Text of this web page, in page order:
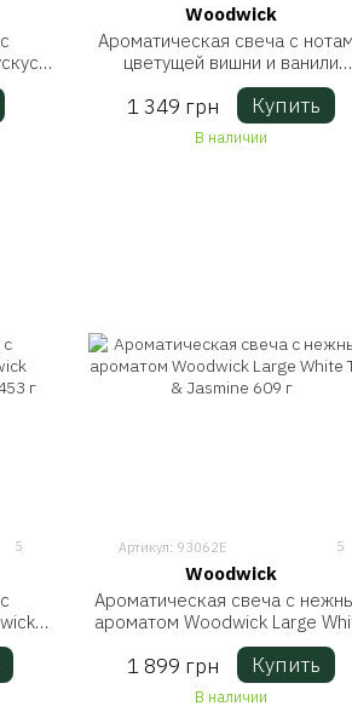
г
Woodwick
Ароматическая свеча с
цветущей вишни и ванили
Woodwick Medium Cherry
Blossom & Vanilla 275 г
1 349 грн Купить
В наличии
5
г
Артикул: 93062E 5
Woodwick
Ароматическая свеча с
ароматом Woodwick Large
Tea & Jasmine 609 г
1 899 грн Купить
В наличии